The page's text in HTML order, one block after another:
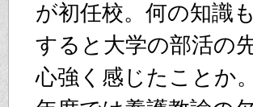
が初任校。何の知識
すると大学の部活の
心強く感じたことか